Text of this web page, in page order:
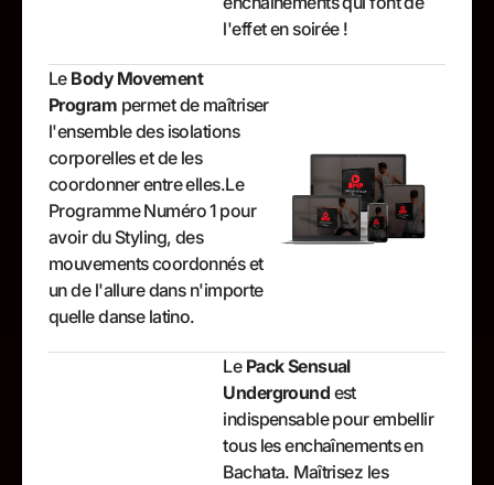
l'effet en soirée !
Le Body Movement
Program permet de maîtriser
l'ensemble des isolations
corporelles et de les
coordonner entre elles.Le
Programme Numéro 1 pour
avoir du Styling, des
mouvements coordonnés et
un de l'allure dans n'importe
quelle danse latino.
Le Pack Sensual
Underground est
indispensable pour embellir
tous les enchaînements en
Bachata. Maîtrisez les